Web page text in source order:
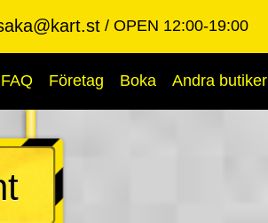
OPEN 12:00-19:00
FAQ Företag Boka Andra butiker